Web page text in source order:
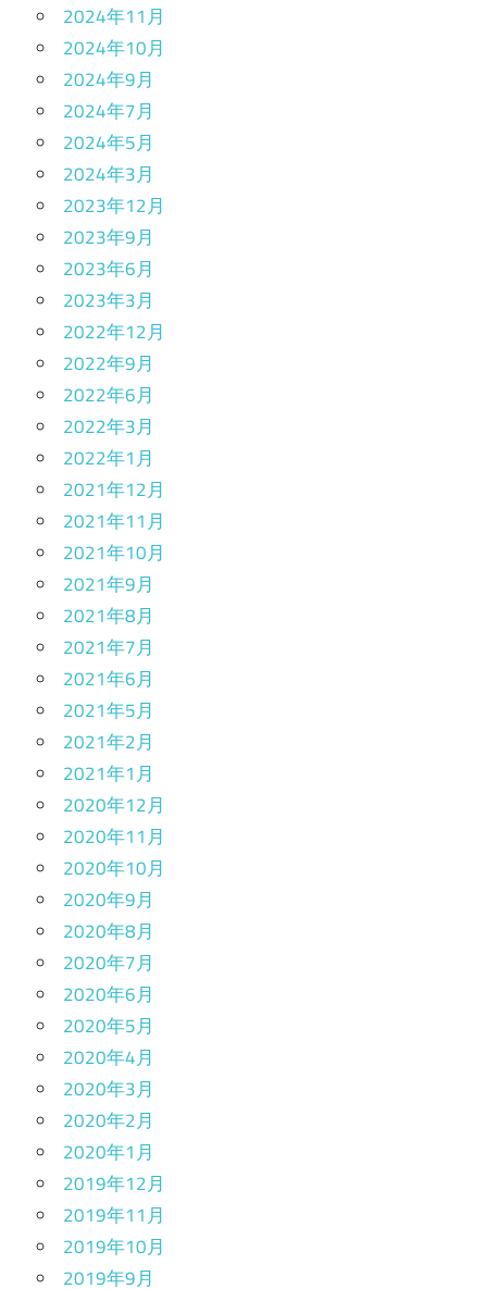
2024年11月
2024年10月
2024年9月
2024年7月
2024年5月
2024年3月
2023年12月
2023年9月
2023年6月
2023年3月
2022年12月
2022年9月
2022年6月
2022年3月
2022年1月
2021年12月
2021年11月
2021年10月
2021年9月
2021年8月
2021年7月
2021年6月
2021年5月
2021年2月
2021年1月
2020年12月
2020年11月
2020年10月
2020年9月
2020年8月
2020年7月
2020年6月
2020年5月
2020年4月
2020年3月
2020年2月
2020年1月
2019年12月
2019年11月
2019年10月
2019年9月